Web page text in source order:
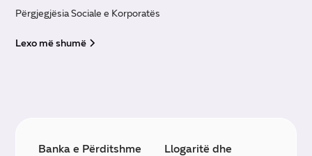
Përgjegjësia Sociale e Korporatës
Lexo më shumë
Banka e Përditshme
Llogaritë dhe